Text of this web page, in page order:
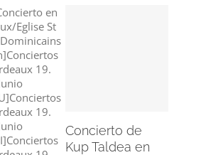
Concierto de
Kup Taldea en